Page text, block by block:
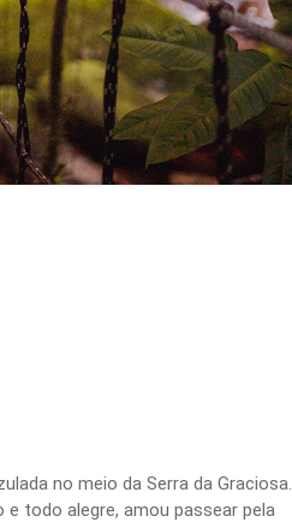
no meio da Serra da Graciosa.
todo alegre, amou passear pela